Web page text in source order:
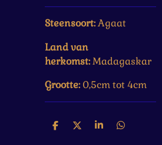
Steensoort:Agaat
Land van
herkomst:Madagaskar
Grootte: 0,5cm tot 4cm
D
D
S
D